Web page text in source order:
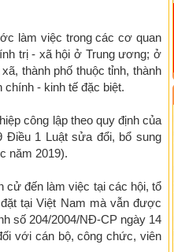
làm việc trong các cơ quan
trị - xã hội ở Trung ương; ở
thành phố thuộc tỉnh, thành
- kinh tế đặc biệt.
công lập theo quy định của
Điều 1 Luật sửa đổi, bổ sung
năm 2019).
đến làm việc tại các hội, tổ
tại Việt Nam mà vẫn được
số 204/2004/NĐ-CP ngày 14
với cán bộ, công chức, viên